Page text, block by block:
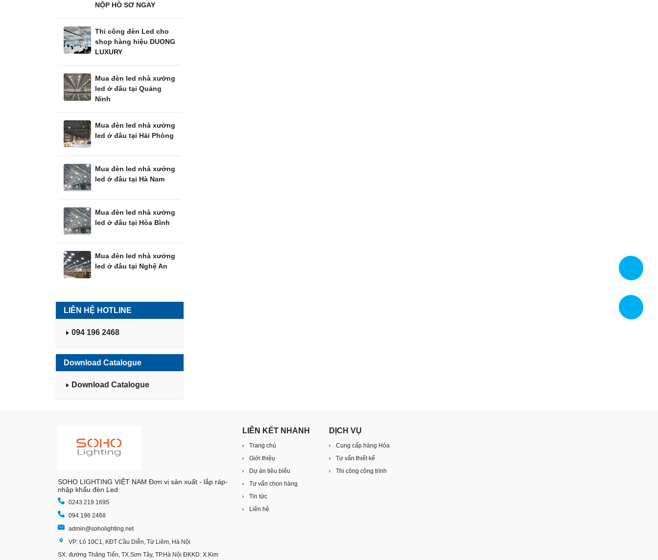
NỘP HỒ SƠ NGAY
Thi công đèn Led cho
shop hàng hiệu DUONG
LUXURY
Mua đèn led nhà xưởng
led ở đâu tại Quảng
Ninh
Mua đèn led nhà xưởng
led ở đâu tại Hải Phòng
Mua đèn led nhà xưởng
led ở đâu tại Hà Nam
Mua đèn led nhà xưởng
led ở đâu tại Hòa Bình
Mua đèn led nhà xưởng
led ở đâu tại Nghệ An
LIÊN HỆ HOTLINE
094 196 2468
Download Catalogue
Download Catalogue
SOHO LIGHTING VIỆT NAM Đơn vị sản xuất - lắp ráp-
nhập khẩu đèn Led
0243 219 1695
094 196 2468
admin@soholighting.net
VP: Lô 10C1, KĐT Cầu Diễn, Từ Liêm, Hà Nội
SX: đường Thăng Tiến, TX.Sơn Tây, TP.Hà Nội ĐKKD: X.Kim
LIÊN KẾT NHANH
Trang chủ
Giới thiệu
Dự án tiêu biểu
Tư vấn chọn hàng
Tin tức
Liên hệ
DỊCH VỤ
Cung cấp hàng Hóa
Tư vấn thiết kế
Thi công công trình